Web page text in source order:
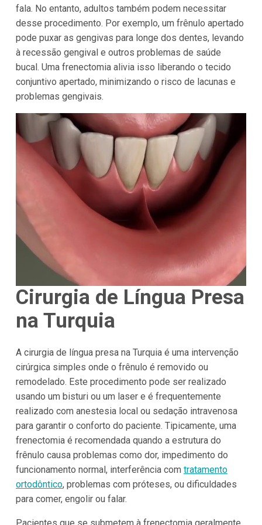
fala. No entanto, adultos também podem necessitar
desse procedimento. Por exemplo, um frênulo apertado
pode puxar as gengivas para longe dos dentes, levando
à recessão gengival e outros problemas de saúde
bucal. Uma frenectomia alivia isso liberando o tecido
conjuntivo apertado, minimizando o risco de lacunas e
problemas gengivais.
Cirurgia de Língua Presa
na Turquia
A cirurgia de língua presa na Turquia é uma intervenção
cirúrgica simples onde o frênulo é removido ou
remodelado. Este procedimento pode ser realizado
usando um bisturi ou um laser e é frequentemente
realizado com anestesia local ou sedação intravenosa
para garantir o conforto do paciente. Tipicamente, uma
frenectomia é recomendada quando a estrutura do
frênulo causa problemas como dor, impedimento do
funcionamento normal, interferência com tratamento
ortodôntico, problemas com próteses, ou dificuldades
para comer, engolir ou falar.